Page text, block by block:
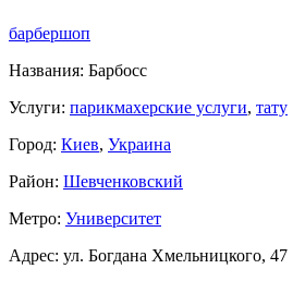
барбершоп
Названия: Барбосс
Услуги: парикмахерские услуги, тату
Город: Киев, Украина
Район: Шевченковский
Метро: Университет
Адрес: ул. Богдана Хмельницкого, 47